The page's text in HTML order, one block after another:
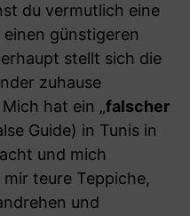
du vermutlich eine
günstigeren
stellt sich die
zuhause
hat ein „falscher
Guide) in Tunis in
und mich
teure Teppiche,
und